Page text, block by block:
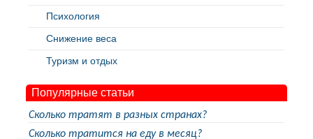
Психология
Снижение веса
Туризм и отдых
Популярные статьи
Сколько тратят в разных странах?
Сколько тратится на еду в месяц?